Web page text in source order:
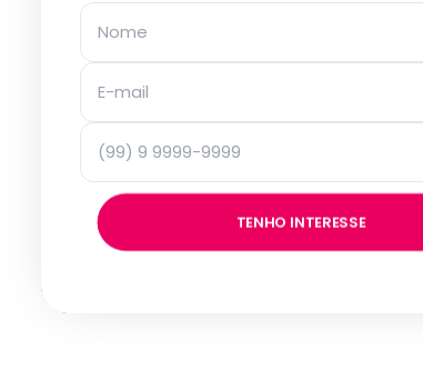
TENHO INTERESSE